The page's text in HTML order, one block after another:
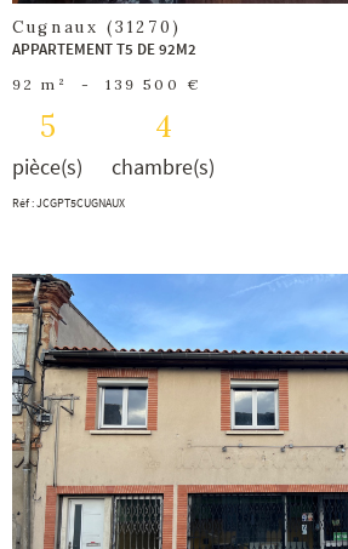
Cugnaux (31270)
APPARTEMENT T5 DE 92M2
92 m² - 139 500 €
5
pièce(s)
4
chambre(s)
Réf : JCGPT5CUGNAUX
voir le
bien